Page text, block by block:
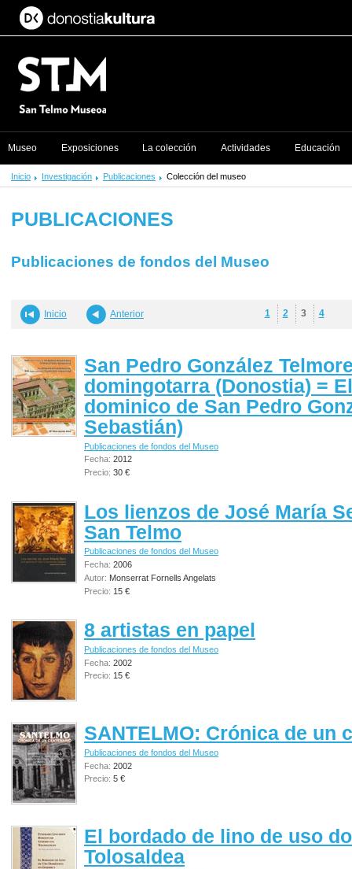
Inicio Investigación Publicaciones Colección del museo
PUBLICACIONES
Publicaciones de fondos del Museo
Inicio Anterior 1 2 3 4
San Pedro González
domingotarra (Donostia) =
dominico de San Pedro
Sebastián)
Publicaciones de fondos del Museo
Fecha: 2012
Precio: 30 €
Los lienzos de José María
San Telmo
Publicaciones de fondos del Museo
Fecha: 2006
Autor: Monserrat Fornells Angelats
Precio: 15 €
8 artistas en papel
Publicaciones de fondos del Museo
Fecha: 2002
Precio: 15 €
SANTELMO: Crónica de un
Publicaciones de fondos del Museo
Fecha: 2002
Precio: 5 €
El bordado de lino de uso
Tolosaldea
Museo Exposiciones La colección Actividades Educación